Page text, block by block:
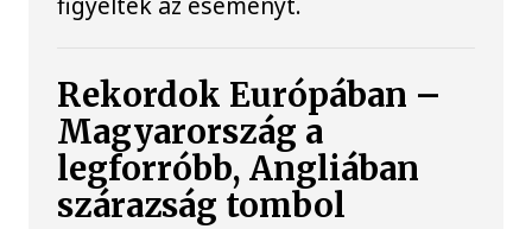
Rekordok Európában –
Magyarország a
legforróbb, Angliában
szárazság tombol